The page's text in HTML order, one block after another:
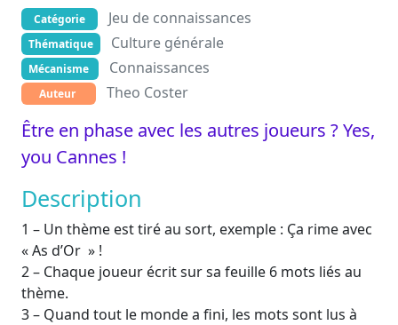
Catégorie
Jeu de connaissances
Thématique Culture générale
Mécanisme Connaissances
Auteur Theo Coster
Être en phase avec les autres joueurs ? Yes,
you Cannes !
Description
1 – Un thème est tiré au sort, exemple : Ça rime avec
« As d’Or » !
2 – Chaque joueur écrit sur sa feuille 6 mots liés au
thème.
3 – Quand tout le monde a fini, les mots sont lus à